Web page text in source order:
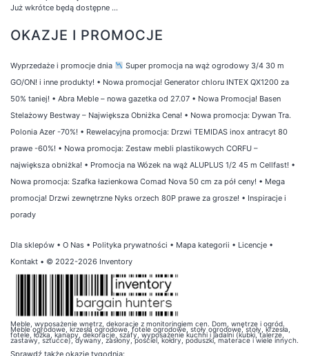
Już wkrótce będą dostępne ...
OKAZJE I PROMOCJE
Wyprzedaże i promocje dnia
Super promocja na wąż ogrodowy 3/4 30 m
GO/ON! i inne produkty! • Nowa promocja! Generator chloru INTEX QX1200 za
50% taniej! • Abra Meble – nowa gazetka od 27.07 • Nowa Promocja! Basen
Stelażowy Bestway – Największa Obniżka Cena! • Nowa promocja: Dywan Tra.
Polonia Azer -70%! • Rewelacyjna promocja: Drzwi TEMIDAS inox antracyt 80
prawe -60%! • Nowa promocja: Zestaw mebli plastikowych CORFU –
największa obniżka! • Promocja na Wózek na wąż ALUPLUS 1/2 45 m Cellfast! •
Nowa promocja: Szafka łazienkowa Comad Nova 50 cm za pół ceny! • Mega
promocja! Drzwi zewnętrzne Nyks orzech 80P prawe za grosze! • Inspiracje i
porady
Dla sklepów • O Nas • Polityka prywatności • Mapa kategorii • Licencje •
Kontakt • © 2022-2026 Inventory
Meble, wyposażenie wnętrz, dekoracje z monitoringiem cen. Dom, wnętrze i ogród.
Meble ogrodowe, krzesła ogrodowe, fotele ogrodowe, stoły ogrodowe, stoły, krzesła,
fotele, łóżka, kanapy, dekoracje, szafy, wyposażenie kuchni i jadalni (kubki, talerze,
zastawy, sztućce), dywany, zasłony, pościel, kołdry, poduszki, materace i wiele innych.
Sprawdź także okazje tygodnia: